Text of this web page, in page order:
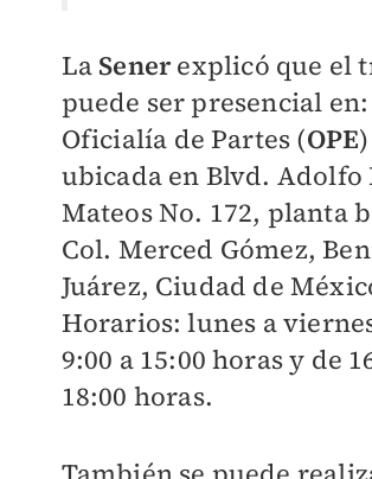
La Senerexplicó que el
puede ser presencial en:
Oficialía de Partes (OPE
ubicada en Blvd. Adolfo
Mateos No. 172, planta
Col. Merced Gómez,
Juárez, Ciudad de
Horarios: lunes a
9:00 a 15:00 horas y de
18:00 horas.